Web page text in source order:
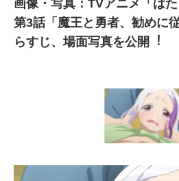
画像・写真：TVアニメ「はた
第3話「魔王と勇者、勧めに
らすじ、場⾯写真を公開︕